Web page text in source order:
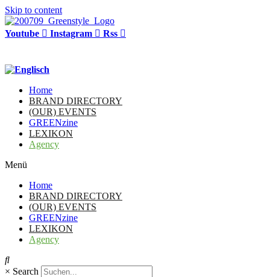
Skip to content
Youtube Instagram Rss
Home
BRAND DIRECTORY
(OUR) EVENTS
GREENzine
LEXIKON
Agency
Menü
Home
BRAND DIRECTORY
(OUR) EVENTS
GREENzine
LEXIKON
Agency
× Search